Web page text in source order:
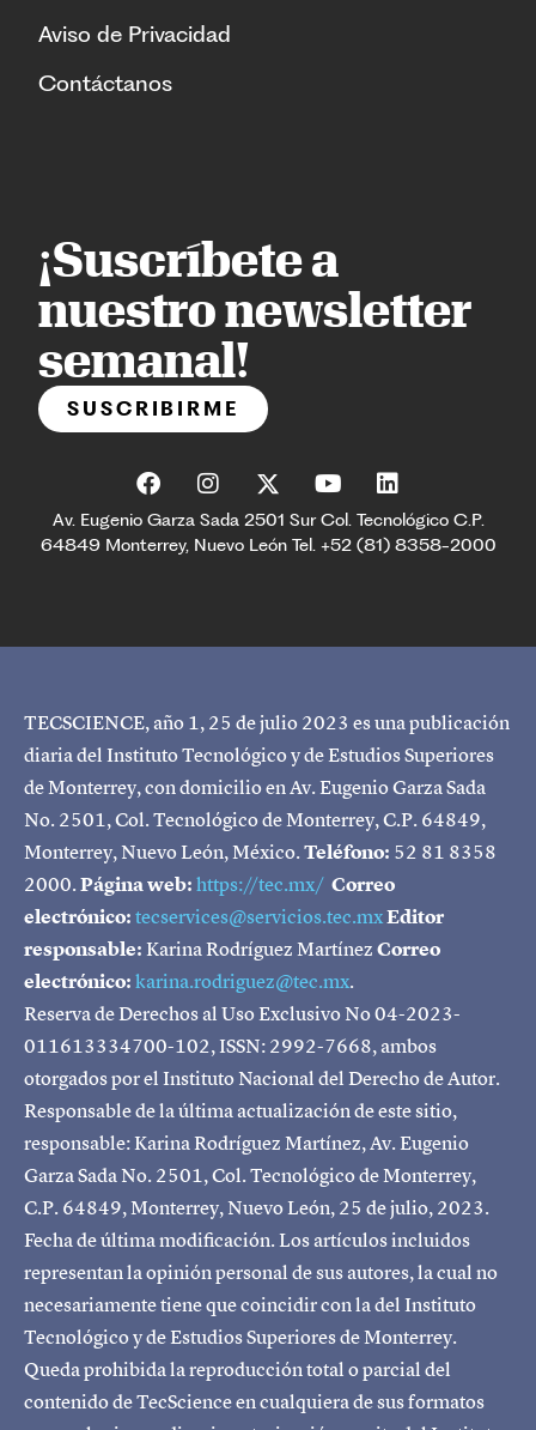
Aviso de Privacidad
Contáctanos
¡Suscríbete a
nuestro newsletter
semanal!
SUSCRIBIRME
Av. Eugenio Garza Sada 2501 Sur Col. Tecnológico C.P.
64849 Monterrey, Nuevo León Tel. +52 (81) 8358-2000
TECSCIENCE, año 1, 25 de julio 2023 es una publicación
diaria del Instituto Tecnológico y de Estudios Superiores
de Monterrey, con domicilio en Av. Eugenio Garza Sada
No. 2501, Col. Tecnológico de Monterrey, C.P. 64849,
Monterrey, Nuevo León, México.Teléfono: 52 81 8358
2000.Página web:https://tec.mx/ Correo
electrónico:tecservices@servicios.tec.mxEditor
responsable:Karina Rodríguez MartínezCorreo
electrónico:karina.rodriguez@tec.mx.
Reserva de Derechos al Uso Exclusivo No 04-2023-
011613334700-102, ISSN: 2992-7668, ambos
otorgados por el Instituto Nacional del Derecho de Autor.
Responsable de la última actualización de este sitio,
responsable: Karina Rodríguez Martínez, Av. Eugenio
Garza Sada No. 2501, Col. Tecnológico de Monterrey,
C.P. 64849, Monterrey, Nuevo León, 25 de julio, 2023.
Fecha de última modificación. Los artículos incluidos
representan la opinión personal de sus autores, la cual no
necesariamente tiene que coincidir con la del Instituto
Tecnológico y de Estudios Superiores de Monterrey.
Queda prohibida la reproducción total o parcial del
contenido de TecScience en cualquiera de sus formatos